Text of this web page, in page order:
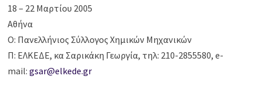
18 – 22 Μαρτίου 2005
Αθήνα
Ο: Πανελλήνιος Σύλλογος Χημικών Μηχανικών
Π: ΕΛΚΕΔΕ, κα Σαρικάκη Γεωργία, τηλ: 210-2855580, e-
mail:gsar@elkede.gr